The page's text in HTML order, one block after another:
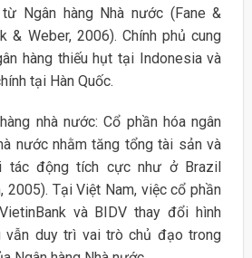
Ngân hàng Nhà nước (Fane &
& Weber, 2006). Chính phủ cung
hàng thiếu hụt tại Indonesia và
tại Hàn Quốc.
nhà nước: Cổ phần hóa ngân
nước nhằm tăng tổng tài sản và
tác động tích cực như ở Brazil
2005). Tại Việt Nam, việc cổ phần
và BIDV thay đổi hình
vẫn duy trì vai trò chủ đạo trong